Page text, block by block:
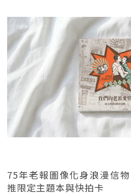
75年老報圖像化身浪漫信
推限定主題本與快拍卡